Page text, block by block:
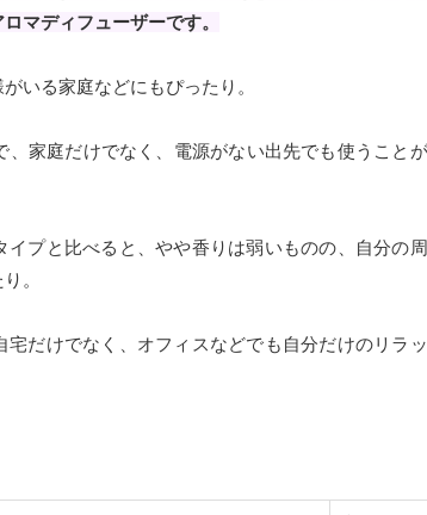
マディフューザーです。
いる家庭などにもぴったり。
家庭だけでなく、電源がない出先でも使うこと
プと比べると、やや香りは弱いものの、自分の
。
だけでなく、オフィスなどでも自分だけのリラ